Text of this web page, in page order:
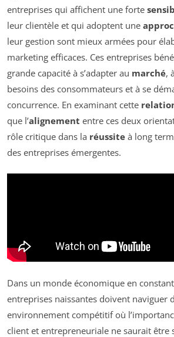
entreprises qui affichent une forte
leur clientèle et qui adoptent une
leur gestion sont mieux armées pour
marketing efficaces. Ces entreprises
grande capacité à s’adapter au marché,
besoins des consommateurs et à se
concurrence. En examinant cette
que l’alignement entre ces deux
rôle critique dans la réussite à long
des entreprises émergentes.
Dans un monde économique en
entreprises naissantes doivent naviguer
environnement compétitif où
client et entrepreneuriale ne saurait être